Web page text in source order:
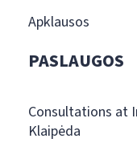
Apklausos
PASLAUGOS
Consultations at
Klaipėda